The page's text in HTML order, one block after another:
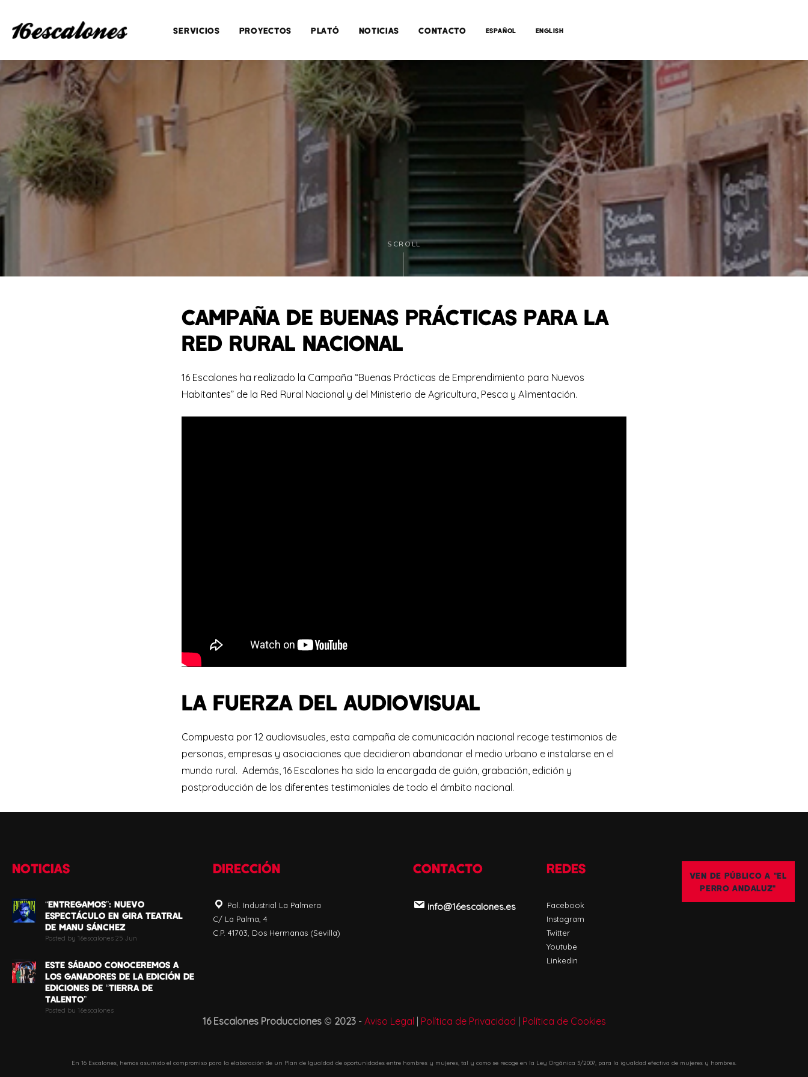
SERVICIOS PROYECTOS PLATÓ NOTICIAS CONTACTO ESPAÑOL ENGLISH
SCROLL
CAMPAÑA DE BUENAS PRÁCTICAS PARA LA
RED RURAL NACIONAL
16 Escalones ha realizado la Campaña “Buenas Prácticas de Emprendimiento para Nuevos
Habitantes” de la Red Rural Nacional y del Ministerio de Agricultura, Pesca y Alimentación.
LA FUERZA DEL AUDIOVISUAL
Compuesta por 12 audiovisuales, esta campaña de comunicación nacional recoge testimonios de
personas, empresas y asociaciones que decidieron abandonar el medio urbano e instalarse en el
mundo rural. Además, 16 Escalones ha sido la encargada de guión, grabación, edición y
postproducción de los diferentes testimoniales de todo el ámbito nacional.
NOTICIAS
“ENTREGAMOS”: NUEVO
ESPECTÁCULO EN GIRA TEATRAL
DE MANU SÁNCHEZ
Posted by 16escalones 25 Jun
ESTE SÁBADO CONOCEREMOS A
LOS GANADORES DE LA EDICIÓN DE
EDICIONES DE “TIERRA DE
TALENTO”
Posted by 16escalones
“TIERRA DE TALENTO”
DIRECCIÓN
Pol. Industrial La Palmera
C/ La Palma, 4
C.P. 41703, Dos Hermanas (Sevilla)
CONTACTO
info@16escalones.es
REDES
Facebook
Instagram
Twitter
Youtube
Linkedin
VEN DE PÚBLICO A "EL
PERRO ANDALUZ"
16 Escalones Producciones© 2023- Aviso Legal Política de Privacidad Política de Cookies
En 16 Escalones, hemos asumido el compromiso para la elaboración de un Plan de Igualdad de oportunidades entre hombres y mujeres, tal y como se recoge en la Ley Orgánica 3/2007, para la igualdad efectiva de mujeres y hombres.